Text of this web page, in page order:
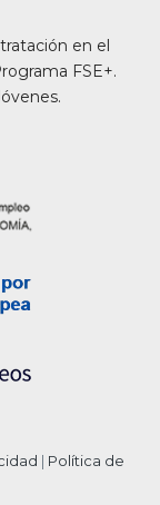
en el
FSE+.
| Política de